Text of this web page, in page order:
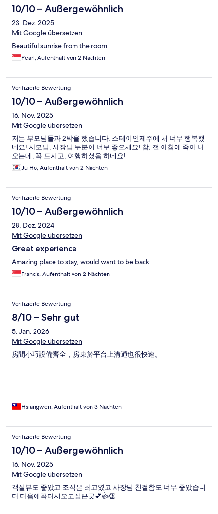
10/10 – Außergewöhnlich
23. Dez. 2025
Mit Google übersetzen
Beautiful sunrise from the room.
Pearl, Aufenthalt von 2 Nächten
Verifizierte Bewertung
10/10 – Außergewöhnlich
16. Nov. 2025
Mit Google übersetzen
저는 부모님들과 2박을 했습니다. 스테이인제주에 서 너무 행복했
네요! 사모님, 사장님 두분이 너무 좋으세요! 참, 전 아침에 죽이 나
오는데, 꼭 드시고, 여행하셨음 하네요!
Ju Ho, Aufenthalt von 2 Nächten
Verifizierte Bewertung
10/10 – Außergewöhnlich
28. Dez. 2024
Mit Google übersetzen
Great experience
Amazing place to stay, would want to be back.
Francis, Aufenthalt von 2 Nächten
Verifizierte Bewertung
8/10 – Sehr gut
5. Jan. 2026
Mit Google übersetzen
房間小巧設備齊全，房東於平台上溝通也很快速。
Hsiangwen, Aufenthalt von 3 Nächten
Verifizierte Bewertung
10/10 – Außergewöhnlich
16. Nov. 2025
Mit Google übersetzen
객실뷰도 좋았고 조식은 최고였고 사장님 친절함도 너무 좋았습니
다 다음에꼭다시오고싶은곳💕👍👏